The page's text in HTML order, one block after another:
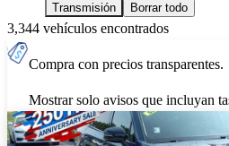
Transmisión Borrar todo
3,344 vehículos encontrados
Compra con precios transparentes.
Mostrar solo avisos que incluyan